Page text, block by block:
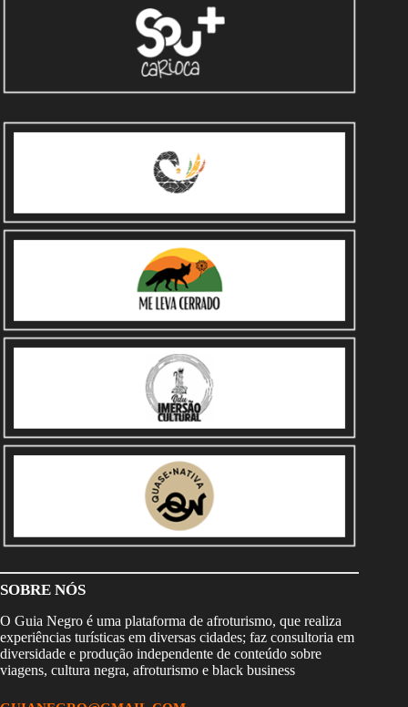
SOBRE NÓS
O Guia Negro é uma plataforma de afroturismo, que realiza
experiências turísticas em diversas cidades; faz consultoria em
diversidade e produção independente de conteúdo sobre
viagens, cultura negra, afroturismo e black business